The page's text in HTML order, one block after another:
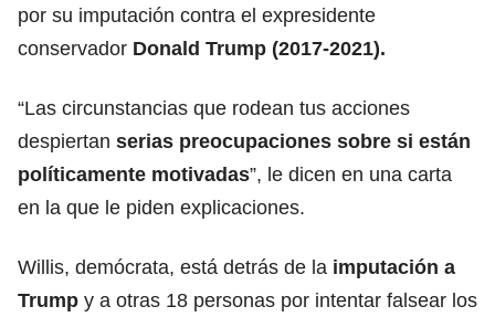
por su imputación contra el expresidente
conservador Donald Trump (2017-2021).
“Las circunstancias que rodean tus acciones
despiertan serias preocupaciones sobre si están
políticamente motivadas”, le dicen en una carta
en la que le piden explicaciones.
Willis, demócrata, está detrás de la imputación a
Trump y a otras 18 personas por intentar falsear los